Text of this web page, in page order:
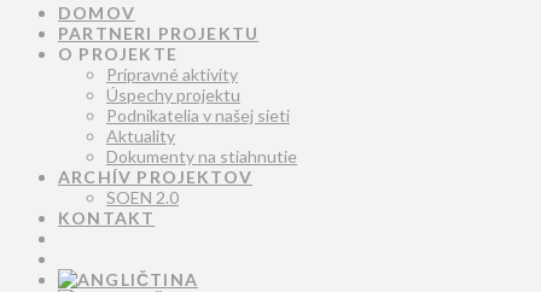
DOMOV
PARTNERI PROJEKTU
O PROJEKTE
Prípravné aktivity
Úspechy projektu
Podnikatelia v našej sieti
Aktuality
Dokumenty na stiahnutie
ARCHÍV PROJEKTOV
SOEN 2.0
KONTAKT